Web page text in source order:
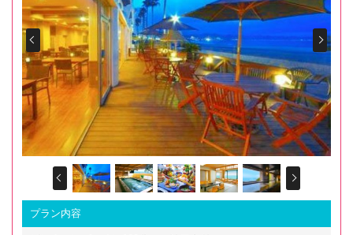
Prev Next
Prev
プラン内容